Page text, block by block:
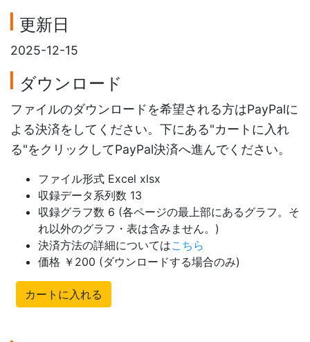
更新日
2025-12-15
ダウンロード
ファイルのダウンロードを希望される方はPayPalに
よる決済をしてください。下にある"カートに入れ
る"をクリックしてPayPal決済へ進んでください。
ファイル形式 Excel xlsx
収録データ系列数 13
収録グラフ数 6 (各ページの最上部にあるグラフ。そ
れ以外のグラフ・表は含みません。)
決済方法の詳細についてはこちら
価格 ￥200 (ダウンロードする場合のみ)
カートに入れる